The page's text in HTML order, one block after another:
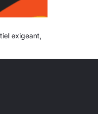
exigeant,